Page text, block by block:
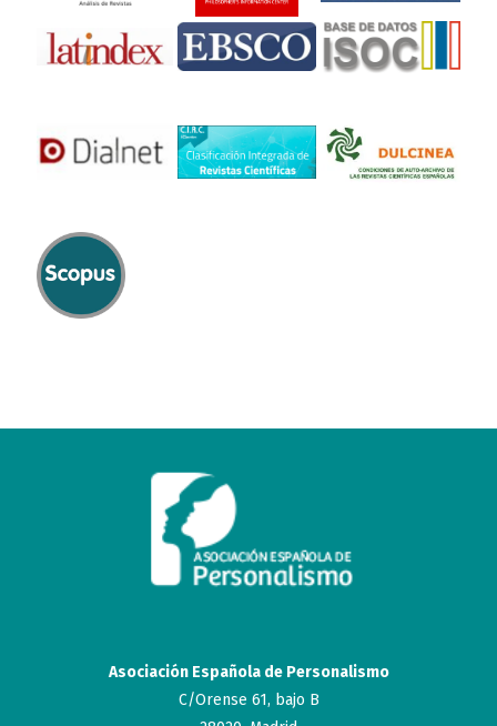
Asociación Española de Personalismo
C/Orense 61, bajo B